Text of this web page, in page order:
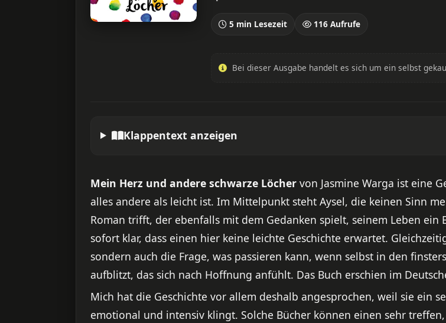
5 min Lesezeit 116 Aufrufe
Bei dieser Ausgabe handelt es sich um ein selbst
Klappentext anzeigen
Mein Herz und andere schwarze Löcher von Jasmine Warga ist eine
alles andere als leicht ist. Im Mittelpunkt steht Aysel, die keinen Sinn
Roman trifft, der ebenfalls mit dem Gedanken spielt, seinem Leben ein
sofort klar, dass einen hier keine leichte Geschichte erwartet.
sondern auch die Frage, was passieren kann, wenn selbst in den
aufblitzt, das sich nach Hoffnung anfühlt. Das Buch erschien im
Mich hat die Geschichte vor allem deshalb angesprochen, weil sie ein
emotional und intensiv klingt. Solche Bücher können einen sehr